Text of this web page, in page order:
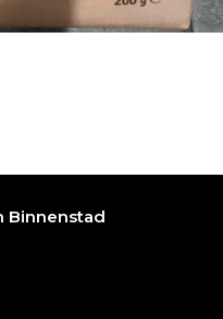
Binnenstad